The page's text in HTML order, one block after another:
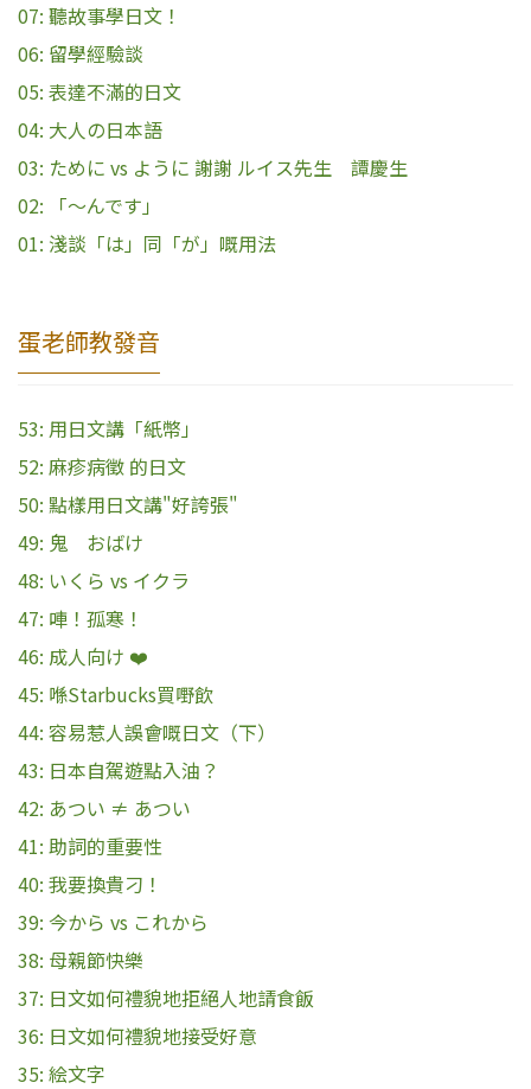
07: 聽故事學日文！
06: 留學經驗談
05: 表達不滿的日文
04: 大人の日本語
03: ために vs ように 謝謝 ルイス先生 譚慶生
02: 「〜んです」
01: 淺談「は」同「が」嘅用法
蛋老師教發音
53: 用日文講「紙幣」
52: 麻疹病徵 的日文
50: 點樣用日文講"好誇張"
49: 鬼 おばけ
48: いくら vs イクラ
47: 唓！孤寒！
46: 成人向け ❤️
45: 喺Starbucks買嘢飲
44: 容易惹人誤會嘅日文（下）
43: 日本自駕遊點入油？
42: あつい ≠ あつい
41: 助詞的重要性
40: 我要換貴刁！
39: 今から vs これから
38: 母親節快樂
37: 日文如何禮貌地拒絕人地請食飯
36: 日文如何禮貌地接受好意
35: 絵文字